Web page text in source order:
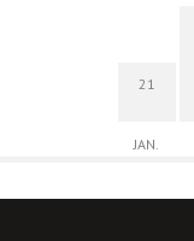
21
JAN.